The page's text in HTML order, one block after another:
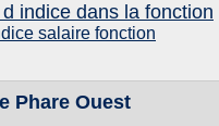
indice dans la fonction
salaire fonction
Phare Ouest